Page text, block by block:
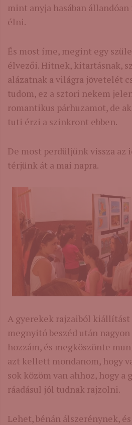
mint anyja hasában
élni.
És most íme, megint egy
élvezői. Hitnek, kitartásnak,
alázatnak a világra jövetelét
tudom, ez a sztori nekem
romantikus párhuzamot, de
tuti érzi a szinkront ebben.
De most perdüljünk vissza az
térjünk át a mai napra.
A gyerekek rajzaiból kiállítást
megnyitó beszéd után
hozzám, és megköszönte
azt kellett mondanom, hogy
sok közöm van ahhoz, hogy a
ráadásul jól tudnak rajzolni.
Lehet, bénán álszerénynek,